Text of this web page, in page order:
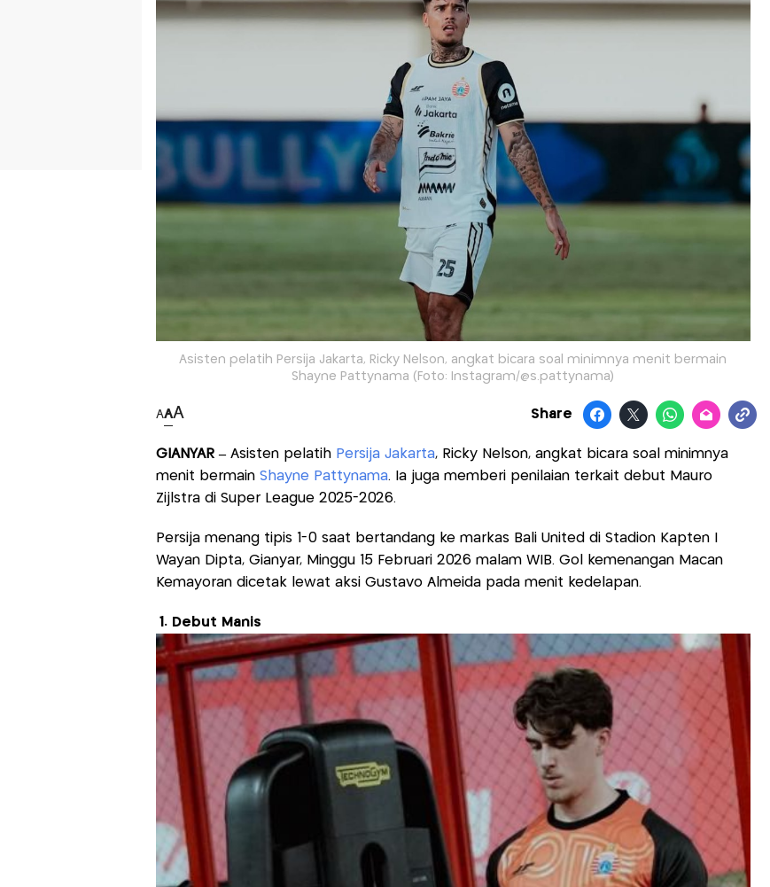
Asisten pelatih Persija Jakarta, Ricky Nelson, angkat bicara soal minimnya menit bermain
Shayne Pattynama (Foto: Instagram/@s.pattynama)
AAA Share
GIANYAR –Asisten pelatih Persija Jakarta, Ricky Nelson, angkat bicara soal minimnya
menit bermain Shayne Pattynama. Ia juga memberi penilaian terkait debut Mauro
Zijlstra di Super League 2025-2026.
Persija menang tipis 1-0 saat bertandang ke markas Bali United di Stadion Kapten I
Wayan Dipta, Gianyar, Minggu 15 Februari 2026 malam WIB. Gol kemenangan Macan
Kemayoran dicetak lewat aksi Gustavo Almeida pada menit kedelapan.
1. Debut Manis